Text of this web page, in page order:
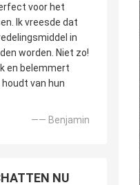
voor het
Ik vreesde dat
in
worden. Niet zo!
en belemmert
van hun
—— Benjamin
NU